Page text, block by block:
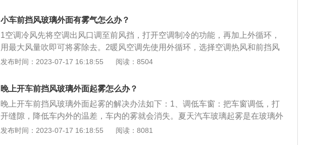
雾剂除雾剂成分其实相差不大，可能唯一的区别就是持久性了。使用时只需要将
其均匀喷在玻璃表面，然后用干毛巾擦拭干净即可。它的原理是使用表面活性剂
的方法，在玻璃表面滞留一定的保护膜，改变水分子表面张力，使雾珠凝聚成大
风玻璃外面起雾是由于车内和车外有温差造成的，驾驶室内温度低于室外温度，
行前喷擦一遍也可预防起雾。
小车前挡风玻璃外面有雾气怎么办？
1空调冷风先将空调出风口调至前风挡，打开空调制冷的功能，再加上外循环，
用最大风量吹即可将雾除去。2暖风空调先使用外循环，选择空调热风和前挡风
玻璃出口，静候5分钟左右，再选择切换成内循环，或者直接关掉。
发布时间：2023-07-17 16:18:55 阅读：8504
晚上开车前挡风玻璃外面起雾怎么办？
晚上开车前挡风玻璃外面起雾的解决办法如下：1、调低车窗：把车窗调低，打
开缝隙，降低车内外的温差，车内的雾就会消失。夏天汽车玻璃起雾是在玻璃外
面。在夏天车里的温度较低，车外的温度较高，车外的热空气碰到冷的玻璃，车
发布时间：2023-07-17 16:18:55 阅读：8081